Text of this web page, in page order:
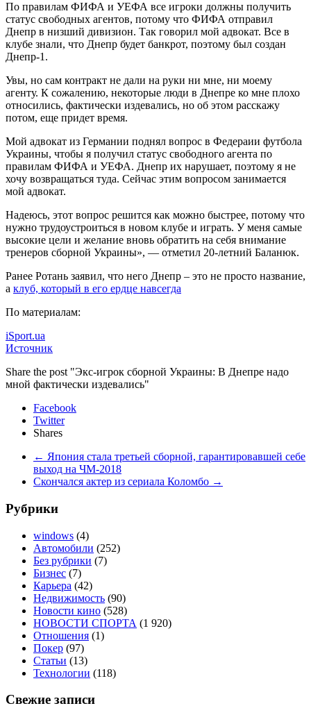
По правилам ФИФА и УЕФА все игроки должны получить
статус свободных агентов, потому что ФИФА отправил
Днепр в низший дивизион. Так говорил мой адвокат. Все в
клубе знали, что Днепр будет банкрот, поэтому был создан
Днепр-1.
Увы, но сам контракт не дали на руки ни мне, ни моему
агенту. К сожалению, некоторые люди в Днепре ко мне плохо
относились, фактически издевались, но об этом расскажу
потом, еще придет время.
Мой адвокат из Германии поднял вопрос в Федераии футбола
Украины, чтобы я получил статус свободного агента по
правилам ФИФА и УЕФА. Днепр их нарушает, поэтому я не
хочу возвращаться туда. Сейчас этим вопросом занимается
мой адвокат.
Надеюсь, этот вопрос решится как можно быстрее, потому что
нужно трудоустроиться в новом клубе и играть. У меня самые
высокие цели и желание вновь обратить на себя внимание
тренеров сборной Украины», — отметил 20-летний Баланюк.
Ранее Ротань заявил, что него Днепр – это не просто название,
а клуб, который в его ердце навсегда
По материалам:
iSport.ua
Источник
Share the post "Экс-игрок сборной Украины: В Днепре надо
мной фактически издевались"
Facebook
Twitter
Shares
← Япония стала третьей сборной, гарантировавшей себе
выход на ЧМ-2018
Скончался актер из сериала Коломбо →
Рубрики
windows (4)
Автомобили (252)
Без рубрики (7)
Бизнес (7)
Карьера (42)
Недвижимость (90)
Новости кино (528)
НОВОСТИ СПОРТА (1 920)
Отношения (1)
Покер (97)
Статьи (13)
Технологии (118)
Свежие записи